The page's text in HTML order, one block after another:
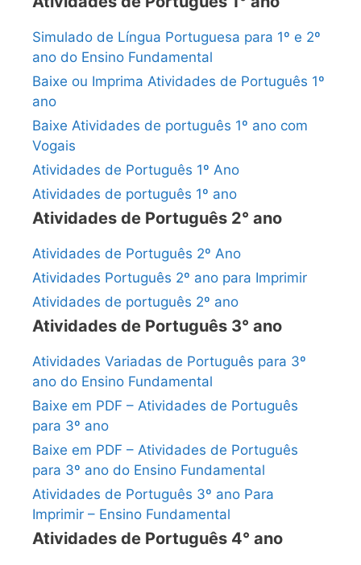
Simulado de Língua Portuguesa para 1º e 2º
ano do Ensino Fundamental
Baixe ou Imprima Atividades de Português 1º
ano
Baixe Atividades de português 1º ano com
Vogais
Atividades de Português 1º Ano
Atividades de português 1º ano
Atividades de Português 2° ano
Atividades de Português 2º Ano
Atividades Português 2º ano para Imprimir
Atividades de português 2º ano
Atividades de Português 3° ano
Atividades Variadas de Português para 3º
ano do Ensino Fundamental
Baixe em PDF – Atividades de Português
para 3º ano
Baixe em PDF – Atividades de Português
para 3º ano do Ensino Fundamental
Atividades de Português 3º ano Para
Imprimir – Ensino Fundamental
Atividades de Português 4° ano